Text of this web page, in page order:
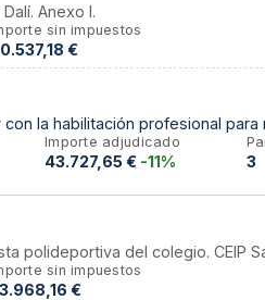
Anexo I.
sin impuestos
€
la habilitación profesional
Importe adjudicado
43.727,65 € -11% 3
polideportiva del colegio. CEIP
sin impuestos
€